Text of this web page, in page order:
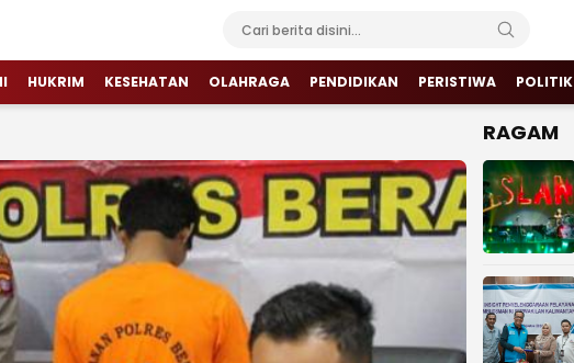
HUKRIM KESEHATAN OLAHRAGA PENDIDIKAN PERISTIWA POLITIK
RAGAM